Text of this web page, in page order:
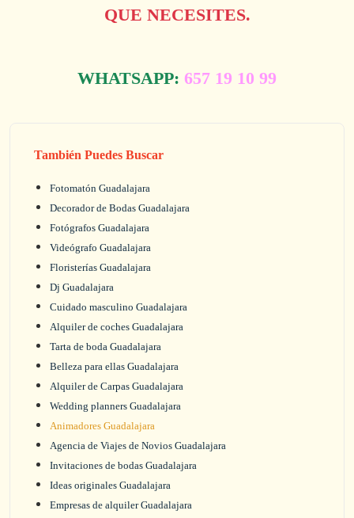
QUE NECESITES.
WHATSAPP: 657 19 10 99
También Puedes Buscar
Fotomatón Guadalajara
Decorador de Bodas Guadalajara
Fotógrafos Guadalajara
Videógrafo Guadalajara
Floristerías Guadalajara
Dj Guadalajara
Cuidado masculino Guadalajara
Alquiler de coches Guadalajara
Tarta de boda Guadalajara
Belleza para ellas Guadalajara
Alquiler de Carpas Guadalajara
Wedding planners Guadalajara
Animadores Guadalajara
Agencia de Viajes de Novios Guadalajara
Invitaciones de bodas Guadalajara
Ideas originales Guadalajara
Empresas de alquiler Guadalajara